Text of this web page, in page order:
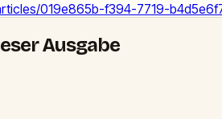
019e865b-f394-7719-
Ausgabe